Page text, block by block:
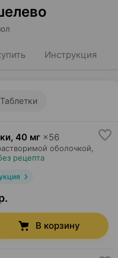
Инструкция
Таблетки
, 40 мг ×56
оболочкой,
рецепта
В корзину